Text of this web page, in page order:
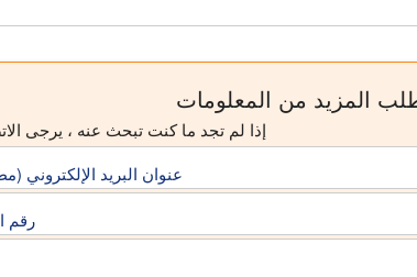
المزيد من المعلومات
إذا لم تجد ما كنت تبحث عنه ، يرجى
عنوان البريد الإلكتروني
رقم